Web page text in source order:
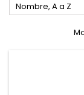
Nombre, A a Z